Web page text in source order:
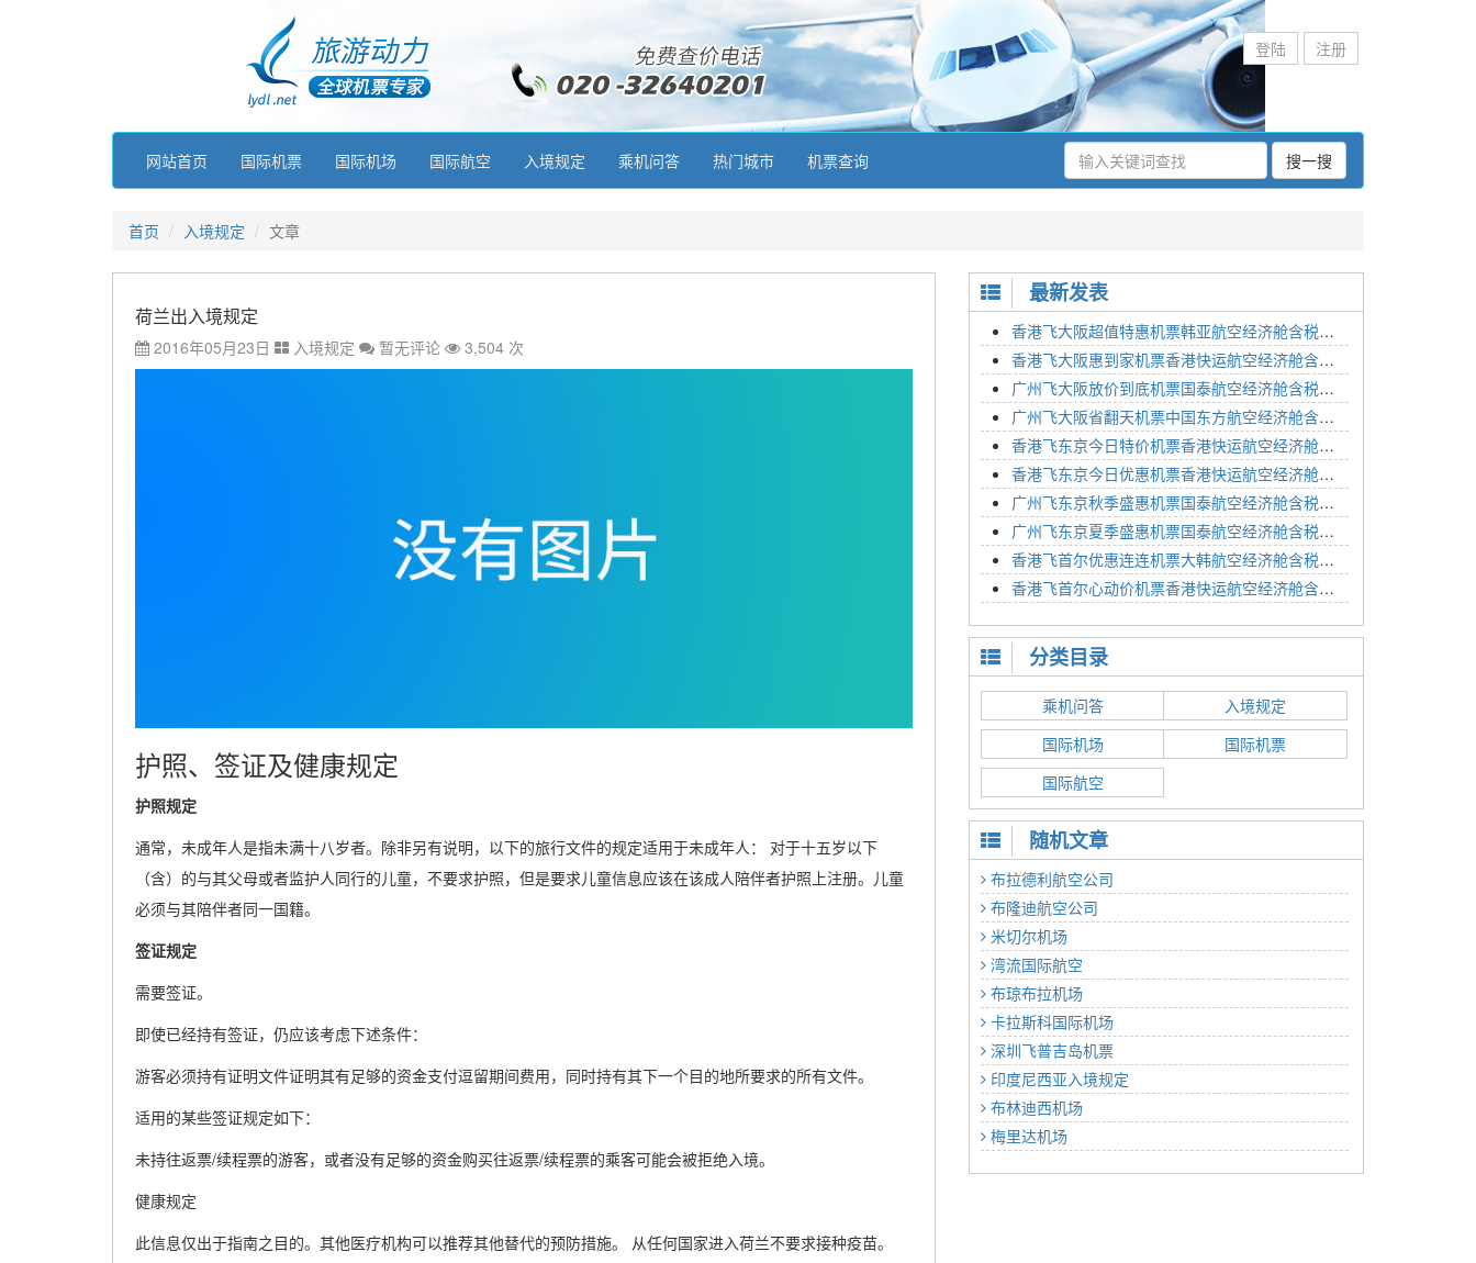
登陆 注册
网站首页 国际机票 国际机场 国际航空 入境规定 乘机问答 热门城市 机票查询 搜一搜
首页 入境规定 文章
荷兰出入境规定
2016年05月23日 入境规定 暂无评论 3,504 次
护照、签证及健康规定
护照规定
通常，未成年人是指未满十八岁者。除非另有说明，以下的旅行文件的规定适用于未成年人： 对于十五岁以下
（含）的与其父母或者监护人同行的儿童，不要求护照，但是要求儿童信息应该在该成人陪伴者护照上注册。儿童
必须与其陪伴者同一国籍。
签证规定
需要签证。
即使已经持有签证，仍应该考虑下述条件：
游客必须持有证明文件证明其有足够的资金支付逗留期间费用，同时持有其下一个目的地所要求的所有文件。
适用的某些签证规定如下：
未持往返票/续程票的游客，或者没有足够的资金购买往返票/续程票的乘客可能会被拒绝入境。
健康规定
此信息仅出于指南之目的。其他医疗机构可以推荐其他替代的预防措施。 从任何国家进入荷兰不要求接种疫苗。
最新发表
香港飞大阪超值特惠机票韩亚航空经济舱含税价格2295元2023年01月26日
香港飞大阪惠到家机票香港快运航空经济舱含税价格1648元2023年01月26日
广州飞大阪放价到底机票国泰航空经济舱含税价格3054元2023年01月26日
广州飞大阪省翻天机票中国东方航空经济舱含税价格2133元2023年01月26日
香港飞东京今日特价机票香港快运航空经济舱含税价格1762元2023年01月26日
香港飞东京今日优惠机票香港快运航空经济舱含税价格1545元2023年01月26日
广州飞东京秋季盛惠机票国泰航空经济舱含税价格4054元2023年01月26日
广州飞东京夏季盛惠机票国泰航空经济舱含税价格2614元2023年01月26日
香港飞首尔优惠连连机票大韩航空经济舱含税价格1350元2023年01月24日
香港飞首尔心动价机票香港快运航空经济舱含税价格1186元2023年01月24日
分类目录
乘机问答
入境规定
国际机场
国际机票
国际航空
随机文章
布拉德利航空公司
布隆迪航空公司
米切尔机场
湾流国际航空
布琼布拉机场
卡拉斯科国际机场
深圳飞普吉岛机票
印度尼西亚入境规定
布林迪西机场
梅里达机场